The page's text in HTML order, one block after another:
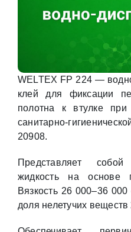
WELTEX FP 224 —
клей для фиксации
полотна к втулке при
санитарно-
20908.
Представляет
жидкость на основе
Вязкость 26 000–36
доля нелетучих